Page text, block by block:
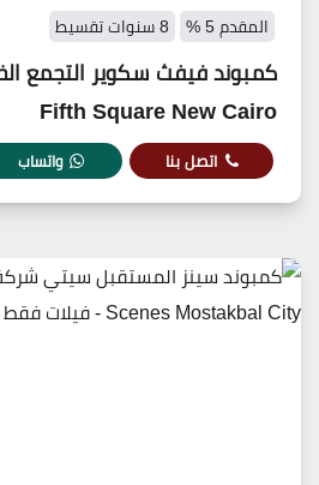
المقدم 5 % 8 سنوات تقسيط
Fifth Square New Cairo
اتصل بنا واتساب